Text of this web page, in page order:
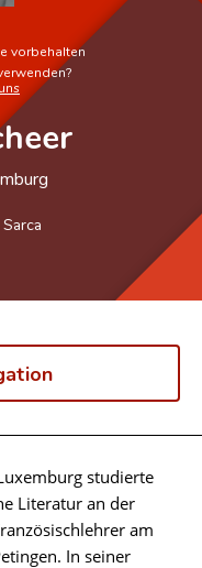
vorbehalten
studierte
Literatur an der
am
In seiner